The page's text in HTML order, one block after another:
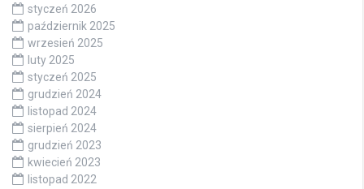
styczeń 2026
październik 2025
wrzesień 2025
luty 2025
styczeń 2025
grudzień 2024
listopad 2024
sierpień 2024
grudzień 2023
kwiecień 2023
listopad 2022